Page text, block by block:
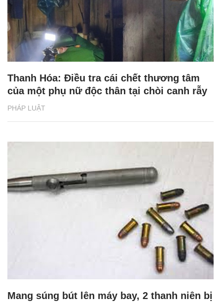
PHÁP LUẬT
Thanh Hóa: Điều tra cái chết thương tâm
của một phụ nữ độc thân tại chòi canh rẫy
Mang súng bút lên máy bay, 2 thanh niên bị